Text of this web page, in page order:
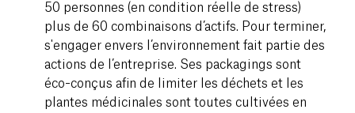
50 personnes (en condition réelle de stress)
plus de 60 combinaisons d’actifs. Pour terminer,
s'engager envers l’environnement fait partie des
actions de l’entreprise. Ses packagings sont
éco-conçus afin de limiter les déchets et les
plantes médicinales sont toutes cultivées en